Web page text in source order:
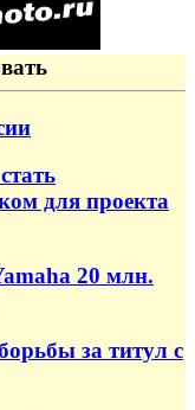
для проекта
20 млн.
за титул с